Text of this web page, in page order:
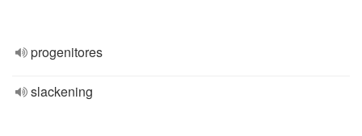
progenitores
slackening